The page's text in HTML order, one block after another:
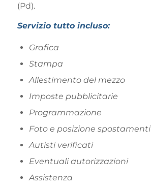
(Pd).
Servizio tutto incluso:
Grafica
Stampa
Allestimento del mezzo
Imposte pubblicitarie
Programmazione
Foto e posizione spostamenti
Autisti verificati
Eventuali autorizzazioni
Assistenza